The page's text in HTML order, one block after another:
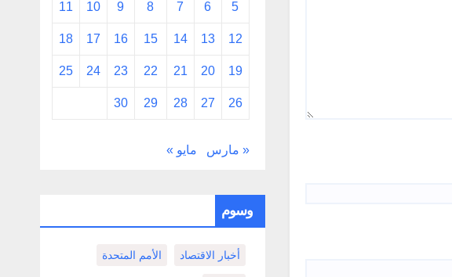
5
6
7
8
9
10
11
12
13
14
15
16
17
18
19
20
21
22
23
24
25
26
27
28
29
30
« مارس مايو »
وسوم
أخبار الاقتصاد الأمم المتحدة